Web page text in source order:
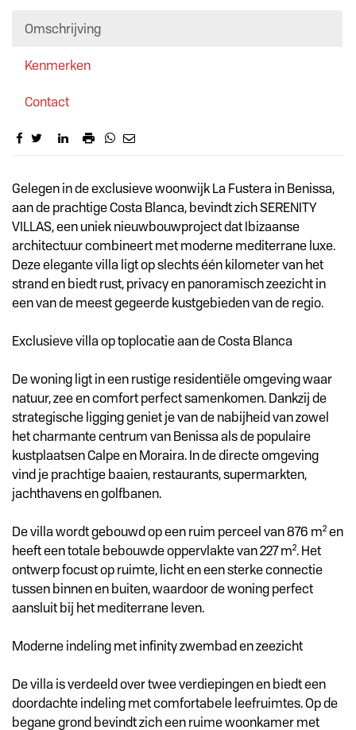
Omschrijving
Kenmerken
Contact
Omschrijving
Gelegen in de exclusieve woonwijk La Fustera in Benissa,
aan de prachtige Costa Blanca, bevindt zich SERENITY
VILLAS, een uniek nieuwbouwproject dat Ibizaanse
architectuur combineert met moderne mediterrane luxe.
Deze elegante villa ligt op slechts één kilometer van het
strand en biedt rust, privacy en panoramisch zeezicht in
een van de meest gegeerde kustgebieden van de regio.
Exclusieve villa op toplocatie aan de Costa Blanca
De woning ligt in een rustige residentiële omgeving waar
natuur, zee en comfort perfect samenkomen. Dankzij de
strategische ligging geniet je van de nabijheid van zowel
het charmante centrum van Benissa als de populaire
kustplaatsen Calpe en Moraira. In de directe omgeving
vind je prachtige baaien, restaurants, supermarkten,
jachthavens en golfbanen.
De villa wordt gebouwd op een ruim perceel van 876 m² en
heeft een totale bebouwde oppervlakte van 227 m². Het
ontwerp focust op ruimte, licht en een sterke connectie
tussen binnen en buiten, waardoor de woning perfect
aansluit bij het mediterrane leven.
Moderne indeling met infinity zwembad en zeezicht
De villa is verdeeld over twee verdiepingen en biedt een
doordachte indeling met comfortabele leefruimtes. Op de
begane grond bevindt zich een ruime woonkamer met